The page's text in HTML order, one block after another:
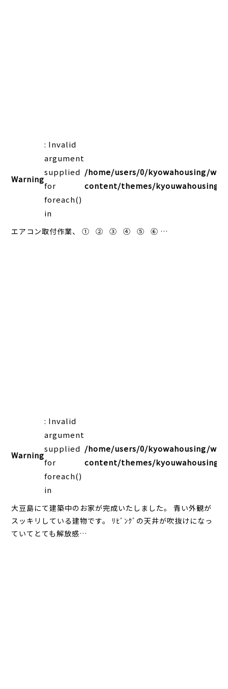
Warning
: Invalid
argument
supplied
for
foreach()
in
/home/users/0/kyowahousing/
content/themes/
エアコン取付作業、 ① ② ③ ④ ⑤ ⑥ …
Warning
: Invalid
argument
supplied
for
foreach()
in
/home/users/0/kyowahousing/
content/themes/
大豆島にて建築中のお家が完成いたしました。 青い外観が
スッキリしている建物です。 ﾘﾋﾞﾝｸﾞの天井が吹抜けになっ
ていてとても解放感…